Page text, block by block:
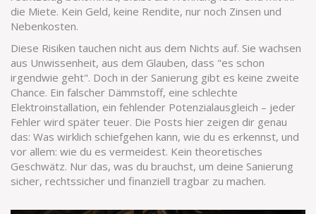
die Miete. Kein Geld, keine Rendite, nur noch Zinsen und
Nebenkosten.
Diese Risiken tauchen nicht aus dem Nichts auf. Sie wachsen
aus Unwissenheit, aus dem Glauben, dass "es schon
irgendwie geht". Doch in der Sanierung gibt es keine zweite
Chance. Ein falscher Dämmstoff, eine schlechte
Elektroinstallation, ein fehlender Potenzialausgleich – jeder
Fehler wird später teuer. Die Posts hier zeigen dir genau
das: Was wirklich schiefgehen kann, wie du es erkennst, und
vor allem: wie du es vermeidest. Kein theoretisches
Geschwätz. Nur das, was du brauchst, um deine Sanierung
sicher, rechtssicher und finanziell tragbar zu machen.